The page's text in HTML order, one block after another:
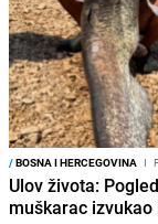
/BOSNA I HERCEGOVINA I
Ulov života:
muškarac